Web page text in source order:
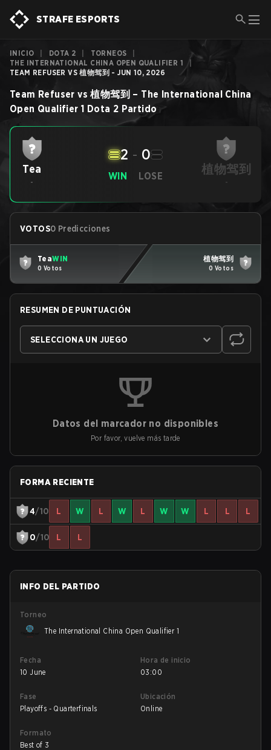
STRAFE ESPORTS
INICIO DOTA 2 TORNEOS
THE INTERNATIONAL CHINA OPEN QUALIFIER 1
|
TEAM REFUSER VS 植物驾到 - JUN 10, 2026
Team Refuser vs 植物驾到 – The International China
Open Qualifier 1 Dota 2 Partido
Tea
-
WIN
2 - 0
LOSE 植物驾到
-
VOTOS0 Predicciones
TeaWIN
0 Votos
植物驾到
0 Votos
RESUMEN DE PUNTUACIÓN
SELECCIONA UN JUEGO
Datos del marcador no disponibles
Por favor, vuelve más tarde
FORMA RECIENTE
4/10 L W L W L W W L L L
0/10 L L
INFO DEL PARTIDO
Torneo
The International China Open Qualifier 1
Fecha
10 June
Hora de inicio
03:00
Fase
Playoffs - Quarterfinals
Ubicación
Online
Formato
Best of 3